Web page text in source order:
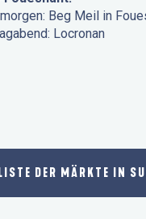
Beg Meil in
Locronan
LISTE DER MÄRKTE IN